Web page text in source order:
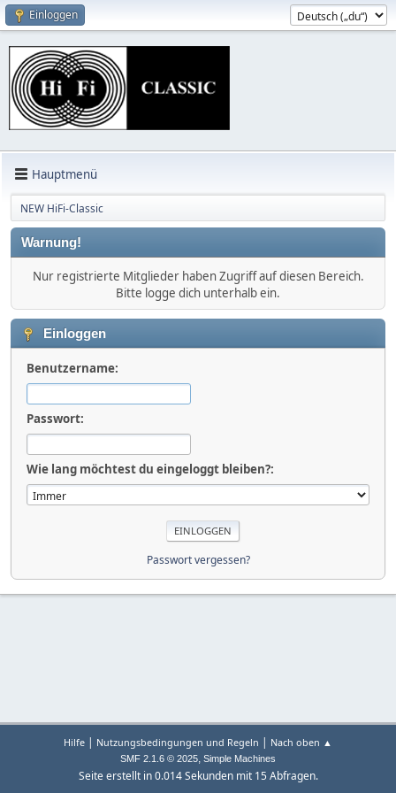
Einloggen
Hauptmenü
NEW HiFi-Classic
Warnung!
Nur registrierte Mitglieder haben Zugriff auf diesen Bereich.
Bitte logge dich unterhalb ein.
Einloggen
Benutzername:
Passwort:
Wie lang möchtest du eingeloggt bleiben?:
Passwort vergessen?
Hilfe | Nutzungsbedingungen und Regeln | Nach oben ▲
SMF 2.1.6 © 2025, Simple Machines
Seite erstellt in 0.014 Sekunden mit 15 Abfragen.